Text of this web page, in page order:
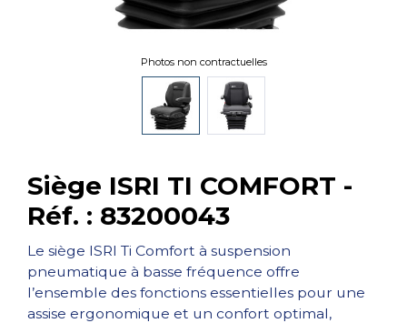
Siège ISRI TI COMFORT -
Réf. : 83200043
Le siège ISRI Ti Comfort à suspension
pneumatique à basse fréquence offre
l’ensemble des fonctions essentielles pour une
assise ergonomique et un confort optimal,
Photos non contractuelles